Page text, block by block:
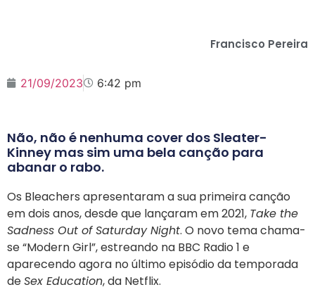
Francisco Pereira
21/09/2023 6:42 pm
Não, não é nenhuma cover dos Sleater-
Kinney mas sim uma bela canção para
abanar o rabo.
Os Bleachers apresentaram a sua primeira canção
em dois anos, desde que lançaram em 2021, Take the
Sadness Out of Saturday Night. O novo tema chama-
se “Modern Girl”, estreando na BBC Radio 1 e
aparecendo agora no último episódio da temporada
deSex Education, da Netflix.